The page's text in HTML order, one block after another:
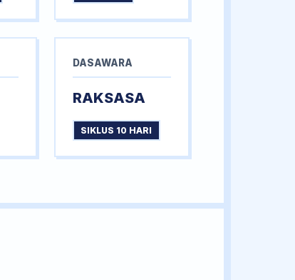
DASAWARA
RAKSASA
SIKLUS 10 HARI